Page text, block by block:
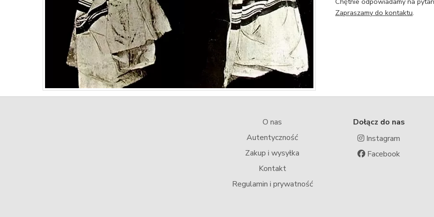
Zapraszamy do kontaktu.
O nas
Autentyczność
Zakup i wysyłka
Kontakt
Regulamin i prywatność
Dołącz do nas
Instagram
Facebook